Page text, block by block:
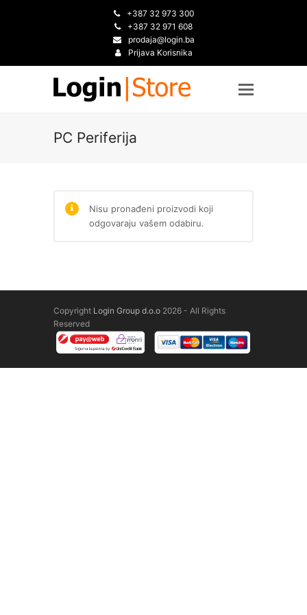
+387 32 973 300
+387 32 971 608
prodaja@login.ba
Prijava Korisnika
PC Periferija
Nisu pronađeni proizvodi koji
odgovaraju vašem odabiru.
Copyright Login Group d.o.o 2026 - All Rights
Reserved